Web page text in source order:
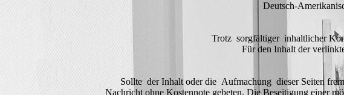
Deutsch-
Trotz sorgfältiger inhaltlicher
Für den Inhalt der
Sollte der Inhalt oder die Aufmachung dieser Seiten
Nachricht ohne Kostennote gebeten. Die Beseitigung einer